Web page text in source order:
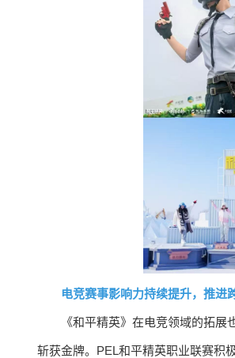
电竞赛事影响力持续提升，推进
《和平精英》在电竞领域的拓
斩获金牌。PEL和平精英职业联赛积